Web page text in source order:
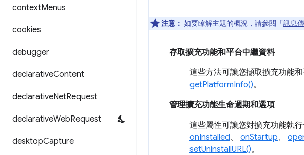
contextMenus
cookies
debugger
declarativeContent
declarativeNetRequest
declarativeWebRequest
desktopCapture
注意： 如要瞭解主題的概況，請參閱「訊息
存取擴充功能和平台中繼資料
這些方法可讓您擷取擴充功能
getPlatformInfo()。
管理擴充功能生命週期和選項
這些屬性可讓您對擴充功能執
onInstalled、 onStartup、
setUninstallURL()。